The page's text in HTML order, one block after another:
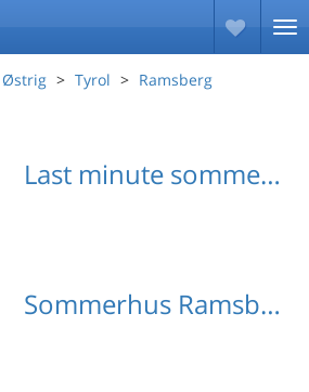
Østrig Tyrol Ramsberg
Last minute sommerhuse Ramsberg
Sommerhus Ramsberg med hund